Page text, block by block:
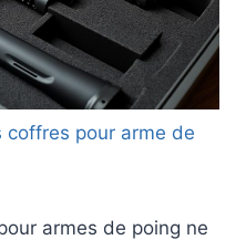
coffres pour arme de
armes de poing ne